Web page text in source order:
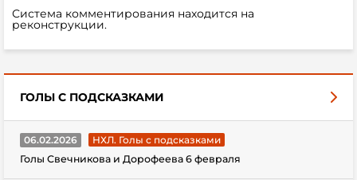
Система комментирования находится на
реконструкции.
ГОЛЫ С ПОДСКАЗКАМИ
06.02.2026
НХЛ. Голы с подсказками
Голы Свечникова и Дорофеева 6 февраля